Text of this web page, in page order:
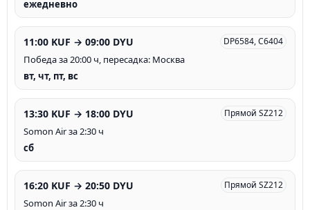
ежедневно
11:00 KUF → 09:00 DYU DP6584, C6404
Победа за 20:00 ч, пересадка: Москва
вт, чт, пт, вс
13:30 KUF → 18:00 DYU Прямой SZ212
Somon Air за 2:30 ч
сб
16:20 KUF → 20:50 DYU Прямой SZ212
Somon Air за 2:30 ч